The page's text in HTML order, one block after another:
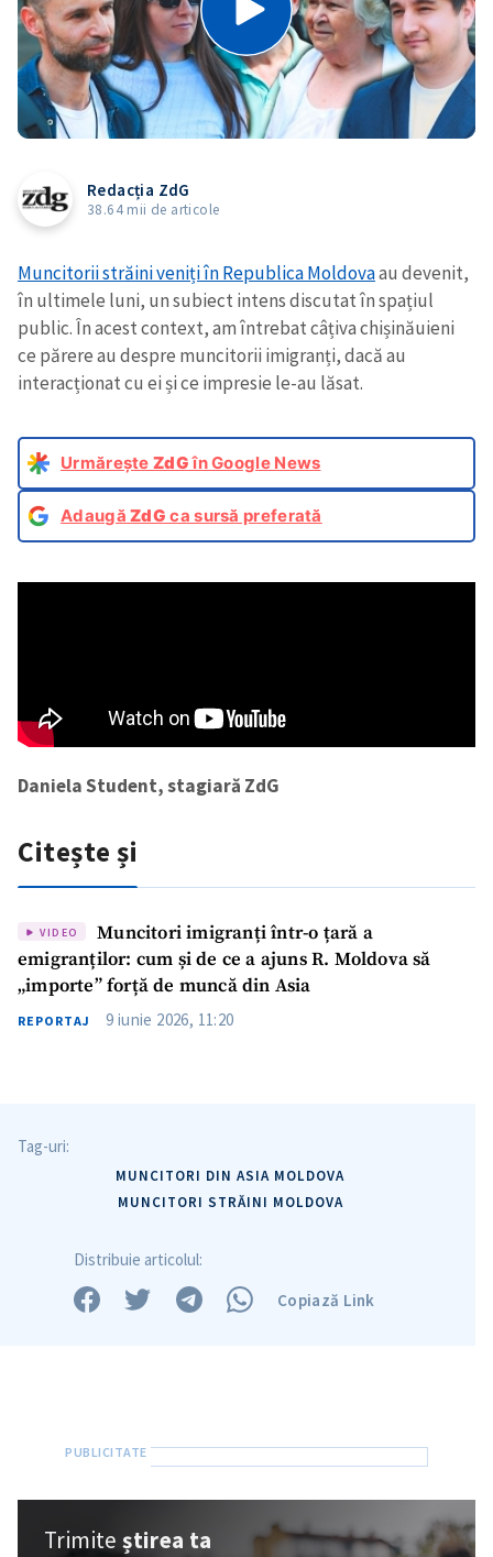
Redacția ZdG
38.64 mii de articole
Muncitorii străini veniți în Republica Moldovaau devenit,
în ultimele luni, un subiect intens discutat în spațiul
public. În acest context, am întrebat câțiva chișinăuieni
ce părere au despre muncitorii imigranți, dacă au
interacționat cu ei și ce impresie le-au lăsat.
Urmărește ZdGîn Google News
AdaugăZdG ca sursă preferată
Daniela Student, stagiară ZdG
Citește și
VIDEO
Muncitori imigranți într-o țară a
emigranților: cum și de ce a ajuns R. Moldova să
„importe” forță de muncă din Asia
REPORTAJ 9 iunie 2026, 11:20
Tag-uri:
MUNCITORI DIN ASIA MOLDOVA
MUNCITORI STRĂINI MOLDOVA
Distribuie articolul:
Copiază Link
Trimiteștirea ta